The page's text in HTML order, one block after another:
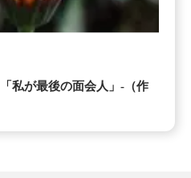
私が最後の面会人」-（作